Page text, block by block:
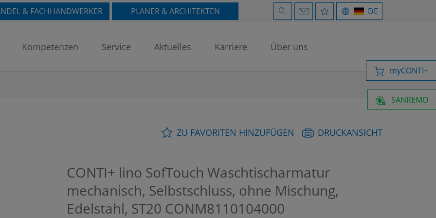
& FACHHANDWERKER PLANER & ARCHITEKTEN DE
Kompetenzen Service Aktuelles Karriere Über uns
SANREMO
myCONTI+
ZU FAVORITEN HINZUFÜGEN DRUCKANSICHT
CONTI+ lino SofTouch Waschtischarmatur
mechanisch, Selbstschluss, ohne Mischung,
Edelstahl, ST20 CONM8110104000